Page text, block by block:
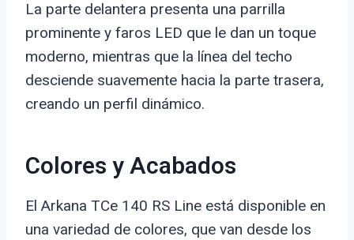
La parte delantera presenta una parrilla
prominente y faros LED que le dan un toque
moderno, mientras que la línea del techo
desciende suavemente hacia la parte trasera,
creando un perfil dinámico.
Colores y Acabados
El Arkana TCe 140 RS Line está disponible en
una variedad de colores, que van desde los